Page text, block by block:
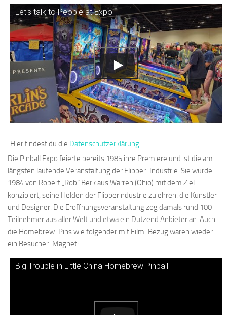
Let's talk to People at Expo!
Hier findest du die Datenschutzerklärung.
Die Pinball Expo feierte bereits 1985 ihre Premiere und ist die am
längsten laufende Veranstaltung der Flipper-Industrie. Sie wurde
1984 von Robert „Rob“ Berk aus Warren (Ohio) mit dem Ziel
konzipiert, seine Helden der Flipperindustrie zu ehren: die Künstler
und Designer. Die Eröffnungsveranstaltung zog damals rund 100
Teilnehmer aus aller Welt und etwa ein Dutzend Anbieter an. Auch
die Homebrew-Pins wie folgender mit Film-Bezug waren wieder
ein Besucher-Magnet:
Big Trouble in Little China Homebrew Pinball